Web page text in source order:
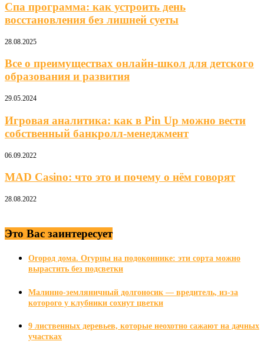
Спа программа: как устроить день
восстановления без лишней суеты
28.08.2025
Все о преимуществах онлайн-школ для детского
образования и развития
29.05.2024
Игровая аналитика: как в Pin Up можно вести
собственный банкролл-менеджмент
06.09.2022
MAD Casino: что это и почему о нём говорят
28.08.2022
Это Вас заинтересует
Огород дома. Огурцы на подоконнике: эти сорта можно
вырастить без подсветки
Малинно-земляничный долгоносик — вредитель, из-за
которого у клубники сохнут цветки
9 лиственных деревьев, которые неохотно сажают на дачных
участках